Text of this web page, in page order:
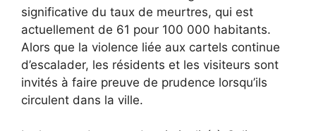
significative du taux de meurtres, qui est
actuellement de 61 pour 100 000 habitants.
Alors que la violence liée aux cartels continue
d’escalader, les résidents et les visiteurs sont
invités à faire preuve de prudence lorsqu’ils
circulent dans la ville.